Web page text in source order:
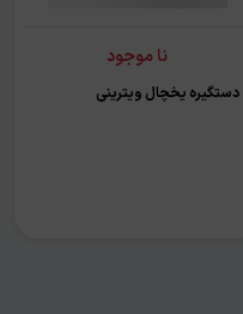
نا موجود
دستگیره یخچال ویترینی